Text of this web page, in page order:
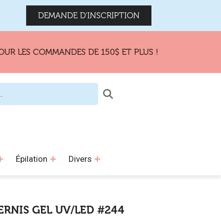
DEMANDE D'INSCRIPTION
COMMANDES DE 150$ ET PLUS !
Épilation Divers
GEL UV/LED #244